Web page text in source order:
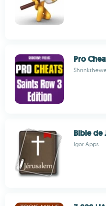
Pro
Bible de
Igor Apps